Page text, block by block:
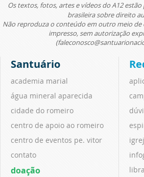
Os textos, fotos, artes e vídeos do A12
brasileira sobre direito
Não reproduza o conteúdo em outro meio de
impresso, sem autorização
Santuário
academia marial
água mineral aparecida
cidade do romeiro
centro de apoio ao romeiro
centro de eventos pe. vitor
contato
doação